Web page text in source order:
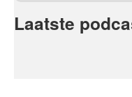
Laatste